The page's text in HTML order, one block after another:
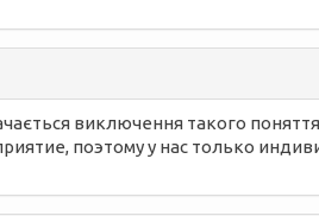
виключення такого
поэтому у нас только